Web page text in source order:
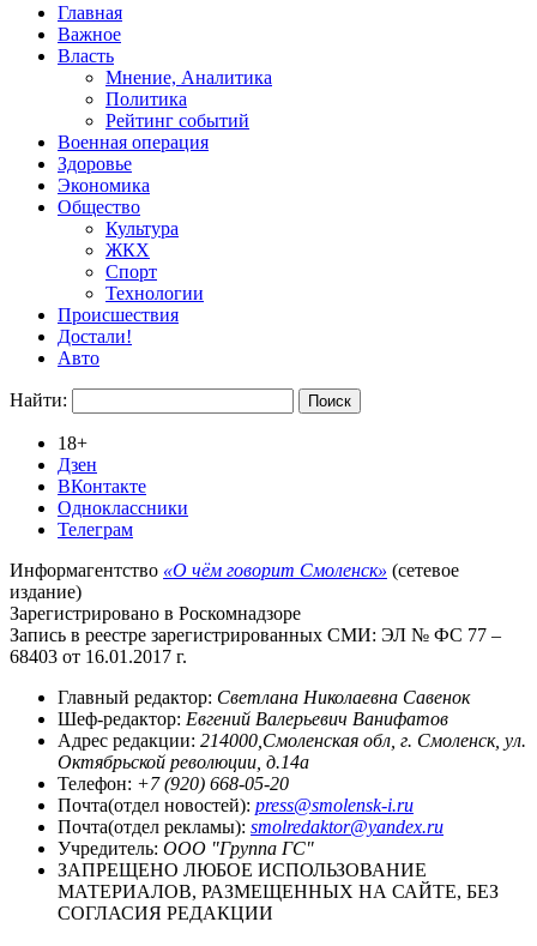
Главная
Важное
Власть
Мнение, Аналитика
Политика
Рейтинг событий
Военная операция
Здоровье
Экономика
Общество
Культура
ЖКХ
Спорт
Технологии
Происшествия
Достали!
Авто
Найти:
18+
Дзен
ВКонтакте
Одноклассники
Телеграм
Информагентство «О чём говорит Смоленск» (сетевое
издание)
Зарегистрировано в Роскомнадзоре
Запись в реестре зарегистрированных СМИ: ЭЛ № ФС 77 –
68403 от 16.01.2017 г.
Главный редактор: Светлана Николаевна Савенок
Шеф-редактор: Евгений Валерьевич Ванифатов
Адрес редакции: 214000,Смоленская обл, г. Смоленск, ул.
Октябрьской революции, д.14а
Телефон: +7 (920) 668-05-20
Почта(отдел новостей): press@smolensk-i.ru
Почта(отдел рекламы): smolredaktor@yandex.ru
Учредитель: ООО "Группа ГС"
ЗАПРЕЩЕНО ЛЮБОЕ ИСПОЛЬЗОВАНИЕ
МАТЕРИАЛОВ, РАЗМЕЩЕННЫХ НА САЙТЕ, БЕЗ
СОГЛАСИЯ РЕДАКЦИИ